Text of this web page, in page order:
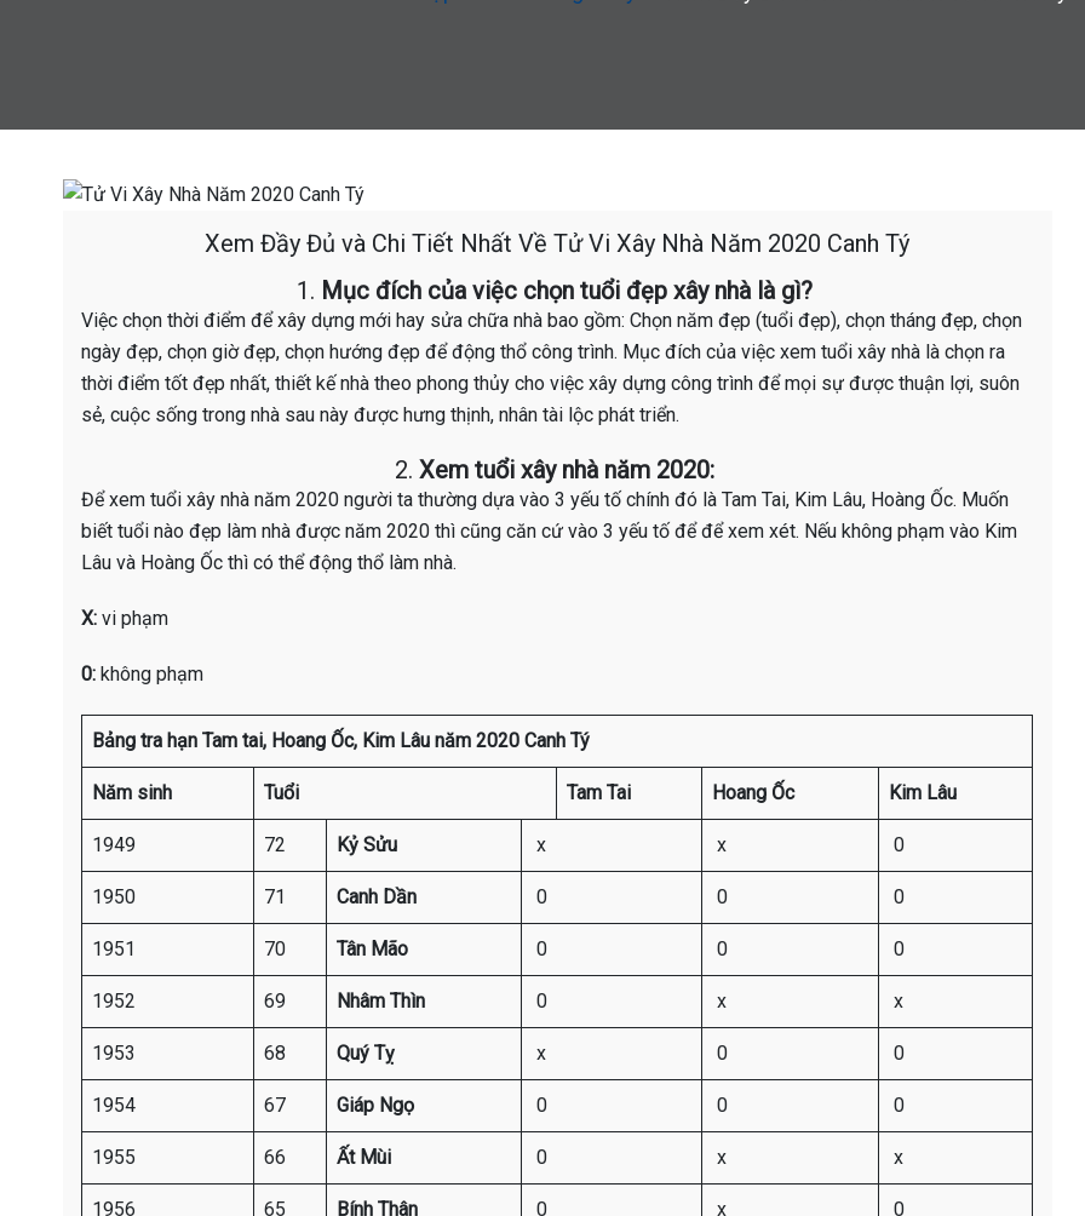
Xem Đầy Đủ và Chi Tiết Nhất Về Tử Vi Xây Nhà Năm 2020 Canh Tý
1. Mục đích của việc chọn tuổi đẹp xây nhà là gì?
Việc chọn thời điểm để xây dựng mới hay sửa chữa nhà bao gồm: Chọn năm đẹp (tuổi đẹp), chọn tháng đẹp, chọn
ngày đẹp, chọn giờ đẹp, chọn hướng đẹp để động thổ công trình. Mục đích của việc xem tuổi xây nhà là chọn ra
thời điểm tốt đẹp nhất, thiết kế nhà theo phong thủy cho việc xây dựng công trình để mọi sự được thuận lợi, suôn
sẻ, cuộc sống trong nhà sau này được hưng thịnh, nhân tài lộc phát triển.
2. Xem tuổi xây nhà năm 2020:
Để xem tuổi xây nhà năm 2020 người ta thường dựa vào 3 yếu tố chính đó là Tam Tai, Kim Lâu, Hoàng Ốc. Muốn
biết tuổi nào đẹp làm nhà được năm 2020 thì cũng căn cứ vào 3 yếu tố để để xem xét. Nếu không phạm vào Kim
Lâu và Hoàng Ốc thì có thể động thổ làm nhà.
X: vi phạm
0: không phạm
Bảng tra hạn Tam tai, Hoang Ốc, Kim Lâu năm 2020 Canh Tý
Năm sinh Tuổi Tam Tai Hoang Ốc Kim Lâu
1949 72 Kỷ Sửu x x 0
1950 71 Canh Dần 0 0 0
1951 70 Tân Mão 0 0 0
1952 69 Nhâm Thìn 0 x x
1953 68 Quý Tỵ x 0 0
1954 67 Giáp Ngọ 0 0 0
1955 66 Ất Mùi 0 x x
1956 65 Bính Thân 0 x 0